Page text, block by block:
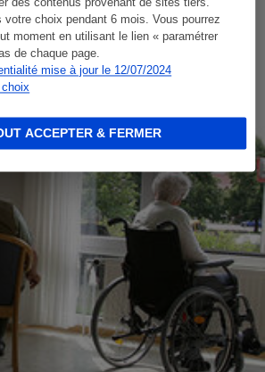
votre choix pendant 6 mois. Vous pourrez
moment en utilisant le lien « paramétrer
de chaque page.
mise à jour le 12/07/2024
choix
ACCEPTER & FERMER